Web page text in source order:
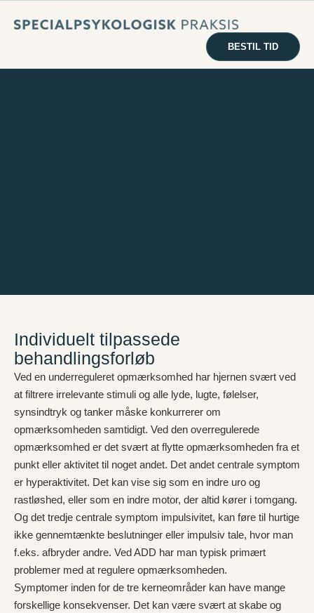
BESTIL TID
Symptomer inden for de tre kerneområder kan have mange
forskellige konsekvenser. Det kan være svært at skabe og
Individuelt tilpassede
behandlingsforløb
Ved en underreguleret opmærksomhed har hjernen svært ved
at filtrere irrelevante stimuli og alle lyde, lugte, følelser,
synsindtryk og tanker måske konkurrerer om
opmærksomheden samtidigt. Ved den overregulerede
opmærksomhed er det svært at flytte opmærksomheden fra et
punkt eller aktivitet til noget andet. Det andet centrale symptom
er hyperaktivitet. Det kan vise sig som en indre uro og
rastløshed, eller som en indre motor, der altid kører i tomgang.
Og det tredje centrale symptom impulsivitet, kan føre til hurtige
ikke gennemtænkte beslutninger eller impulsiv tale, hvor man
f.eks. afbryder andre. Ved ADD har man typisk primært
problemer med at regulere opmærksomheden.